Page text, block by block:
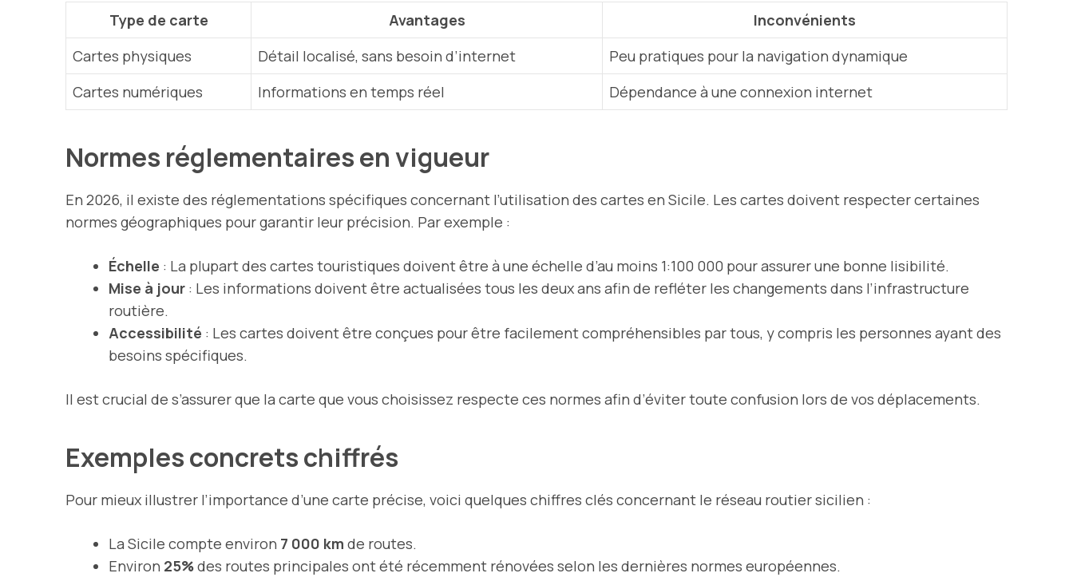
Type de carte Avantages
Inconvénients
Cartes physiques
Détail localisé, sans besoin d’internet
Peu pratiques pour la navigation dynamique
Cartes numériques
Informations en temps réel Dépendance à une connexion internet
Normes réglementaires en vigueur
En 2026, il existe des réglementations spécifiques concernant l’utilisation des cartes en Sicile. Les cartes doivent respecter certaines
normes géographiques pour garantir leur précision. Par exemple :
Échelle : La plupart des cartes touristiques doivent être à une échelle d’au moins 1:100 000 pour assurer une bonne lisibilité.
Mise à jour : Les informations doivent être actualisées tous les deux ans afin de refléter les changements dans l’infrastructure
routière.
Accessibilité : Les cartes doivent être conçues pour être facilement compréhensibles par tous, y compris les personnes ayant des
besoins spécifiques.
Il est crucial de s’assurer que la carte que vous choisissez respecte ces normes afin d’éviter toute confusion lors de vos déplacements.
Exemples concrets chiffrés
Pour mieux illustrer l’importance d’une carte précise, voici quelques chiffres clés concernant le réseau routier sicilien :
La Sicile compte environ 7 000 km de routes.
Environ 25%des routes principales ont été récemment rénovées selon les dernières normes européennes.